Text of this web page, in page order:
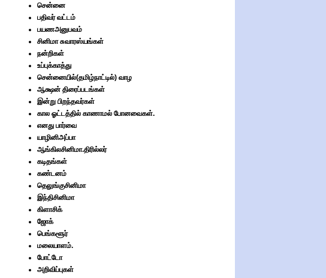
சென்னை
பதிவர் வட்டம்
பயணஅனுபவம்
சினிமா சுவாரஸ்யங்கள்
நன்றிகள்
உப்புக்காத்து
சென்னையில்(தமிழ்நாட்டில்) வாழ
ஆக்ஷன் திரைப்படங்கள்
இன்று பிறந்தவர்கள்
கால ஓட்டத்தில் காணாமல் போனவைகள்.
எனது பார்வை
யாழினிஅப்பா
ஆங்கிலசினிமா.திரில்லர்
கடிதங்கள்
கண்டனம்
தெலுங்குசினிமா
இந்திசினிமா
கிளாசிக்
ஜோக்
பெங்களூர்
மலையாளம்.
போட்டோ
அறிவிப்புகள்